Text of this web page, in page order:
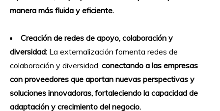
manera más fluida y eficiente.
Creación de redes de apoyo, colaboración y
diversidad: La externalización fomenta redes de
colaboración y diversidad, conectando a las empresas
con proveedores que aportan nuevas perspectivas y
soluciones innovadoras, fortaleciendo la capacidad de
adaptación y crecimiento del negocio.